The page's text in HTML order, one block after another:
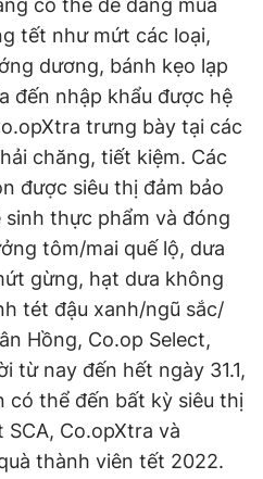
có thể dễ dàng mua
tết như mứt các loại,
dương, bánh kẹo lạp
đến nhập khẩu được hệ
trưng bày tại các
chăng, tiết kiệm. Các
được siêu thị đảm bảo
thực phẩm và đóng
tôm/mai quế lộ, dưa
gừng, hạt dưa không
tét đậu xanh/ngũ sắc/
Hồng, Co.op Select,
từ nay đến hết ngày 31.1,
có thể đến bất kỳ siêu thị
Co.opXtra và
thành viên tết 2022.